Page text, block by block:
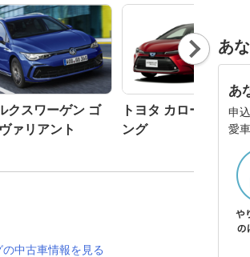
クスワーゲン ゴ
ァリアント
トヨタ カローラツー
ング
Nex
t
の中古車情報を見る
あ
あ
申
愛